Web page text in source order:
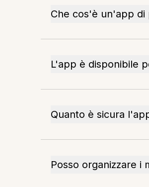
Che cos'è un'app
L'app è disponibile
Quanto è sicura
Posso organizzare i